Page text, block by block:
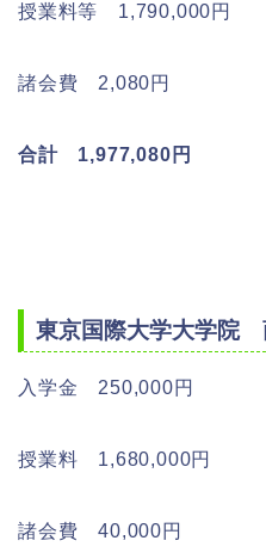
授業料等 1,790,000円
諸会費 2,080円
合計 1,977,080円
東京国際大学大学院
入学金 250,000円
授業料 1,680,000円
諸会費 40,000円